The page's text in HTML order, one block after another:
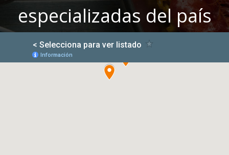
especializadas del país